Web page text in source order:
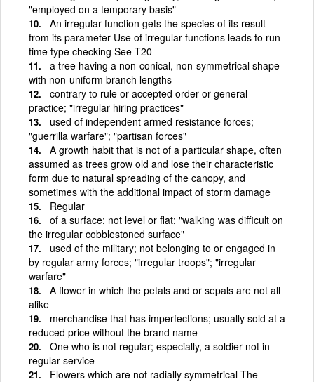
"employed on a temporary basis"
An irregular function gets the species of its result
from its parameter Use of irregular functions leads to run-
time type checking See T20
a tree having a non-conical, non-symmetrical shape
with non-uniform branch lengths
contrary to rule or accepted order or general
practice; "irregular hiring practices"
used of independent armed resistance forces;
"guerrilla warfare"; "partisan forces"
A growth habit that is not of a particular shape, often
assumed as trees grow old and lose their characteristic
form due to natural spreading of the canopy, and
sometimes with the additional impact of storm damage
Regular
of a surface; not level or flat; "walking was difficult on
the irregular cobblestoned surface"
used of the military; not belonging to or engaged in
by regular army forces; "irregular troops"; "irregular
warfare"
A flower in which the petals and or sepals are not all
alike
merchandise that has imperfections; usually sold at a
reduced price without the brand name
One who is not regular; especially, a soldier not in
regular service
Flowers which are not radially symmetrical The